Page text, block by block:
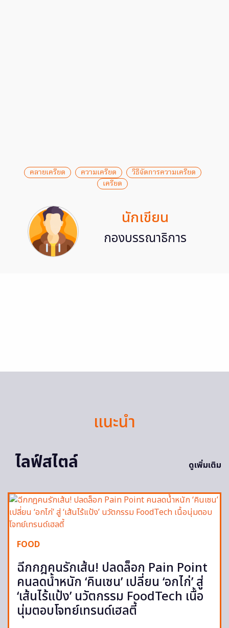
คลายเครียด ความเครียด
วิธีจัดการความเครียด
เครียด
นักเขียน
กองบรรณาธิการ
แนะนำ
ไลฟ์สไตล์
ดูเพิ่มเติม
FOOD
ฉีกกฎคนรักเส้น! ปลดล็อก Pain Point
คนลดน้ำหนัก ‘คินเซน’ เปลี่ยน ‘อกไก่’ สู่
‘เส้นไร้แป้ง’ นวัตกรรม FoodTech เนื้อ
นุ่มตอบโจทย์เทรนด์เฮลตี้